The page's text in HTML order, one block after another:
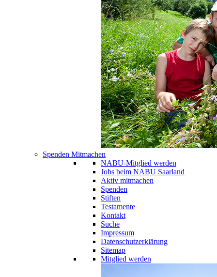
Spenden Mitmachen
NABU-Mitglied werden
Jobs beim NABU Saarland
Aktiv mitmachen
Spenden
Stiften
Testamente
Kontakt
Suche
Impressum
Datenschutzerklärung
Sitemap
Mitglied werden